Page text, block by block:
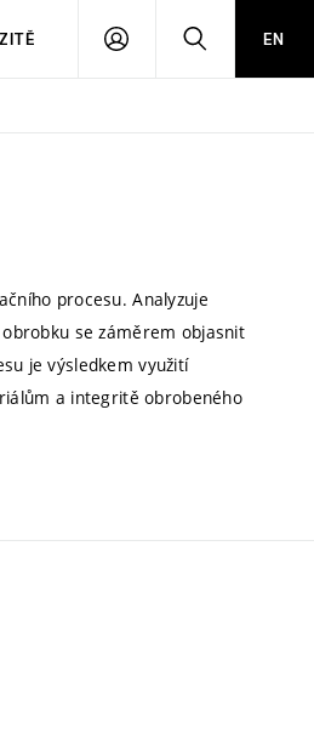
PŘIHLÁSIT HLEDATEN
procesu. Analyzuje
se záměrem objasnit
je výsledkem využití
a integritě obrobeného